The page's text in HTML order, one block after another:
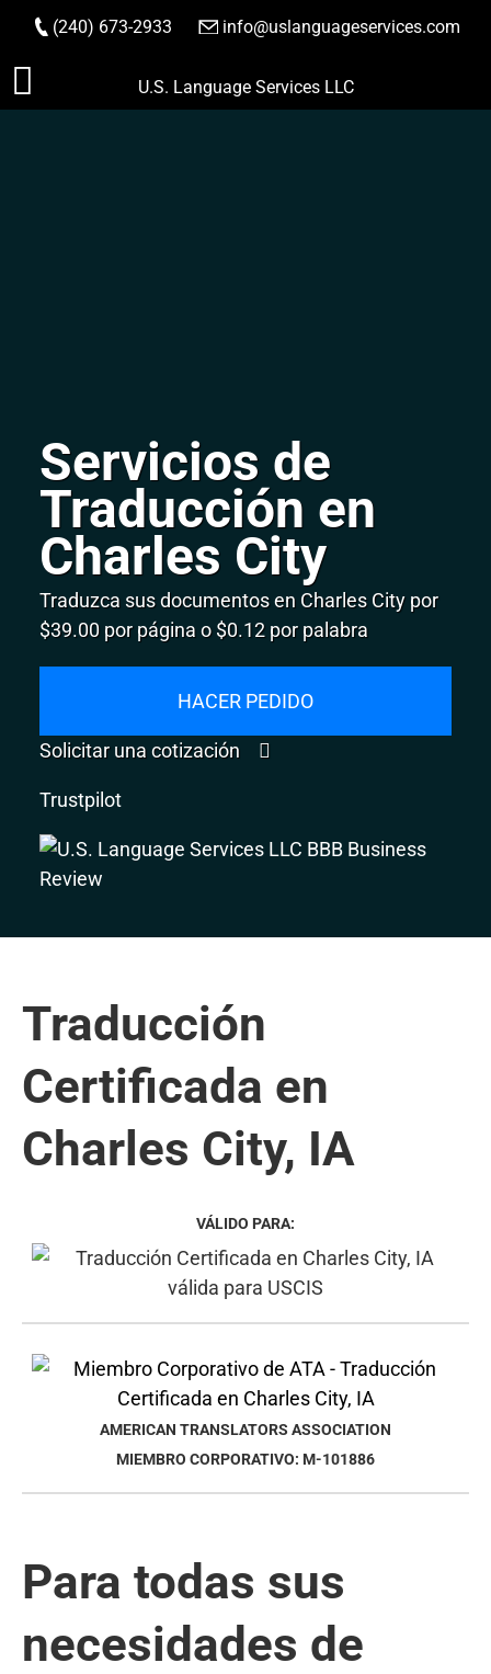
Saltar
(240) 673-2933 info@uslanguageservices.com
HACER PEDIDO
U.S. Language Services LLC
Servicios de
Traducción en
Charles City
Traduzca sus documentos en Charles City por
$39.00 por página o $0.12 por palabra
HACER PEDIDO
Solicitar una cotización
Trustpilot
Traducción
Certificada en
Charles City, IA
VÁLIDO PARA:
AMERICAN TRANSLATORS ASSOCIATION
MIEMBRO CORPORATIVO: M-101886
Para todas sus
necesidades de